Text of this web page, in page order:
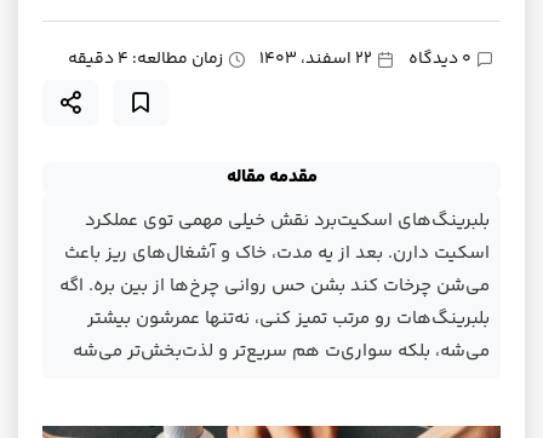
0 دیدگاه 22 اسفند، 1403 زمان مطالعه: 4 دقیقه
مقدمه مقاله
بلبرینگ‌های اسکیت‌برد نقش خیلی مهمی توی عملکرد
اسکیت دارن. بعد از یه مدت، خاک و آشغال‌های ریز باعث
می‌شن چرخات کند بشن حس روانی چرخ‌ها از بین بره. اگه
بلبرینگ‌هات رو مرتب تمیز کنی، نه‌تنها عمرشون بیشتر
می‌شه، بلکه سواری‌ت هم سریع‌تر و لذت‌بخش‌تر می‌شه